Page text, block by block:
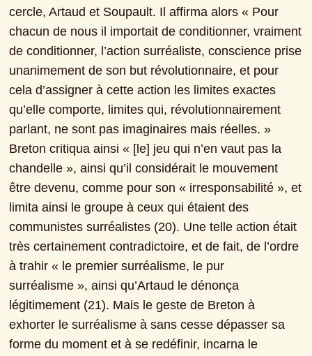
cercle, Artaud et Soupault. Il affirma alors « Pour
chacun de nous il importait de conditionner, vraiment
de conditionner, l’action surréaliste, conscience prise
unanimement de son but révolutionnaire, et pour
cela d’assigner à cette action les limites exactes
qu’elle comporte, limites qui, révolutionnairement
parlant, ne sont pas imaginaires mais réelles. »
Breton critiqua ainsi « [le] jeu qui n’en vaut pas la
chandelle », ainsi qu’il considérait le mouvement
être devenu, comme pour son « irresponsabilité », et
limita ainsi le groupe à ceux qui étaient des
communistes surréalistes (20). Une telle action était
très certainement contradictoire, et de fait, de l’ordre
à trahir « le premier surréalisme, le pur
surréalisme », ainsi qu’Artaud le dénonça
légitimement (21). Mais le geste de Breton à
exhorter le surréalisme à sans cesse dépasser sa
forme du moment et à se redéfinir, incarna le